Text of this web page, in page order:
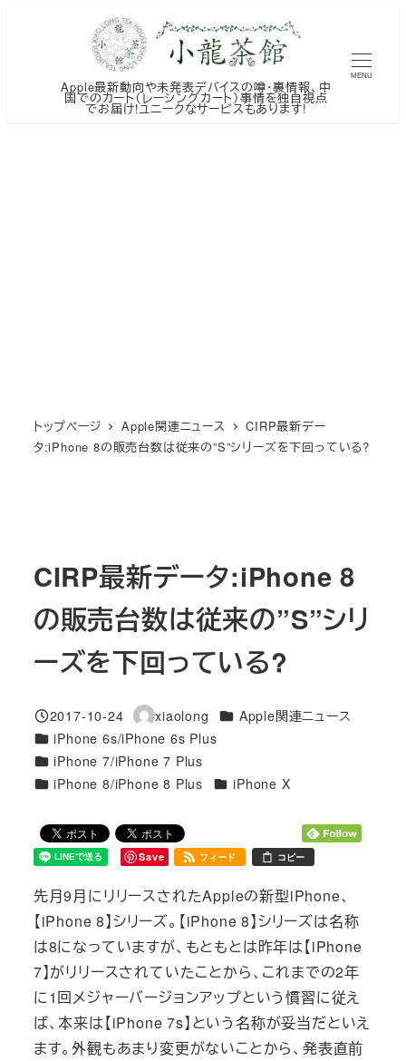
Apple最新動向や未発表デバイスの噂・裏情報、中
国でのカート（レーシングカート）事情を独自視点
でお届け!ユニークなサービスもあります!
MENU
トップページ Apple関連ニュース
CIRP最新デー
タ:iPhone 8の販売台数は従来の”S”シリーズを下回っている?
CIRP最新データ:iPhone 8
の販売台数は従来の”S”シリ
ーズを下回っている?
投稿日
2017-10-24
著
者
xiaolong カテゴリー
Apple関連ニュース
カテゴリー
iPhone 6s/iPhone 6s Plus
カテゴリー
iPhone 7/iPhone 7 Plus
カテゴリー
iPhone 8/iPhone 8 Plus カテゴリー
iPhone X
Save フィード コピー
先月9月にリリースされたAppleの新型iPhone、
【iPhone 8】シリーズ。【iPhone 8】シリーズは名称
は8になっていますが、もともとは昨年は【iPhone
7】がリリースされていたことから、これまでの2年
に1回メジャーバージョンアップという慣習に従え
ば、本来は【iPhone 7s】という名称が妥当だといえ
ます。外観もあまり変更がないことから、発表直前